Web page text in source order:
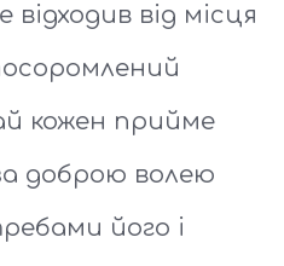
від місця
кожен прийме
доброю волею
його і